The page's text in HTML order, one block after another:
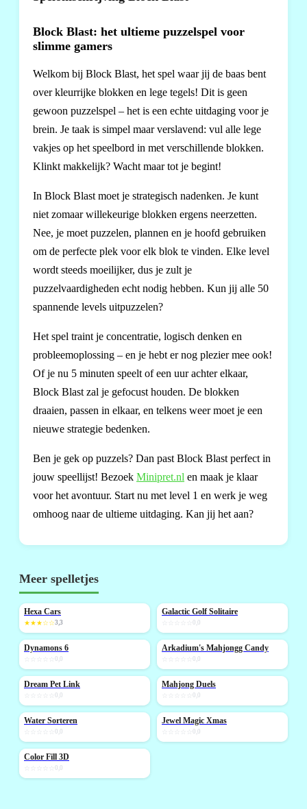
Block Blast: het ultieme puzzelspel voor
slimme gamers
Welkom bij Block Blast, het spel waar jij de baas bent
over kleurrijke blokken en lege tegels! Dit is geen
gewoon puzzelspel – het is een echte uitdaging voor je
brein. Je taak is simpel maar verslavend: vul alle lege
vakjes op het speelbord in met verschillende blokken.
Klinkt makkelijk? Wacht maar tot je begint!
In Block Blast moet je strategisch nadenken. Je kunt
niet zomaar willekeurige blokken ergens neerzetten.
Nee, je moet puzzelen, plannen en je hoofd gebruiken
om de perfecte plek voor elk blok te vinden. Elke level
wordt steeds moeilijker, dus je zult je
puzzelvaardigheden echt nodig hebben. Kun jij alle 50
spannende levels uitpuzzelen?
Het spel traint je concentratie, logisch denken en
probleemoplossing – en je hebt er nog plezier mee ook!
Of je nu 5 minuten speelt of een uur achter elkaar,
Block Blast zal je gefocust houden. De blokken
draaien, passen in elkaar, en telkens weer moet je een
nieuwe strategie bedenken.
Ben je gek op puzzels? Dan past Block Blast perfect in
jouw speellijst! Bezoek Minipret.nl en maak je klaar
voor het avontuur. Start nu met level 1 en werk je weg
omhoog naar de ultieme uitdaging. Kan jij het aan?
Meer spelletjes
NIEUW
Hexa Cars
★★★☆☆3,3
NIEUW
Galactic Golf Solitaire
0,0
NIEUW
Dynamons 6
0,0
NIEUW
Arkadium's Mahjongg Candy
0,0
NIEUW
Dream Pet Link
0,0
NIEUW
Mahjong Duels
0,0
Water Sorteren
0,0
NIEUW
Jewel Magic Xmas
0,0
NIEUW
Color Fill 3D
0,0